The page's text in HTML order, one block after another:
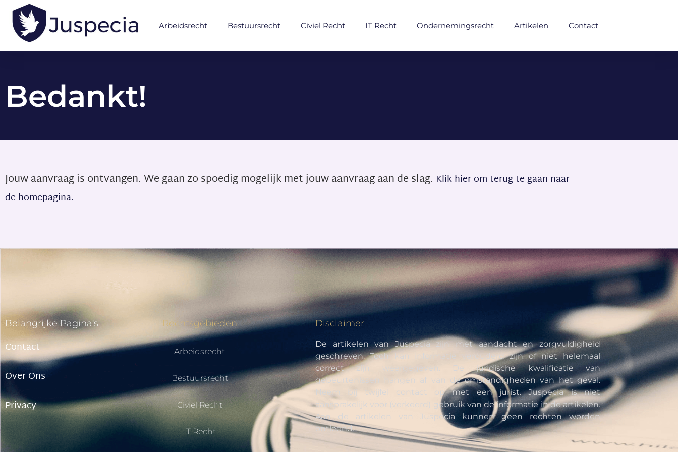
Arbeidsrecht Bestuursrecht Civiel Recht IT Recht Ondernemingsrecht Artikelen Contact
Bedankt!
Jouw aanvraag is ontvangen. We gaan zo spoedig mogelijk met jouw aanvraag aan de slag. Klik hier om terug te gaan naar
de homepagina.
Belangrijke Pagina's
Contact
Over Ons
Privacy
Rechtsgebieden
Arbeidsrecht
Bestuursrecht
Civiel Recht
IT Recht
Disclaimer
De artikelen van Juspecia zijn met aandacht en zorgvuldigheid
geschreven. Toch kan informatie verouderd zijn of niet helemaal
correct zijn weergegeven. De juridische kwalificatie van
gebeurtenissen hangen af van de omstandigheden van het geval.
Neem bij twijfel contact op met een jurist. Juspecia is niet
aansprakelijk voor (verkeerd) gebruik van de informatie in de artikelen.
Aan de artikelen van Juspecia kunnen geen rechten worden
ontleend.